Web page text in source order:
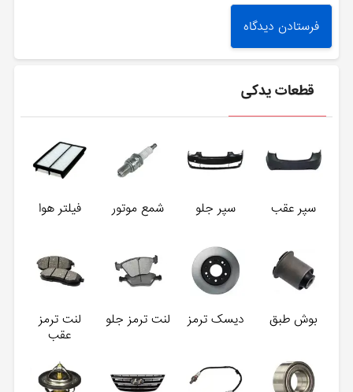
قطعات یدکی
سپر عقب سپر جلو شمع موتور فیلتر هوا
بوش طبق دیسک ترمز لنت ترمز جلو
لنت ترمز
عقب